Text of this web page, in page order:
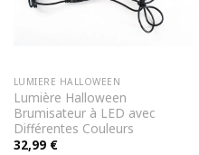
LUMIERE HALLOWEEN
Lumière Halloween
Brumisateur à LED avec
Différentes Couleurs
32,99 €